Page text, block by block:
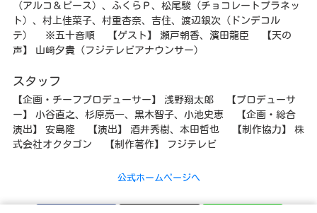
（アルコ＆ピース）、ふくらＰ、松尾駿（チョコレートプラネッ
ト）、村上佳菜子、村重杏奈、吉住、渡辺銀次（ドンデコル
テ） ※五十音順 【ゲスト】 瀬戸朝香、濱田龍臣 【天の
声】 山﨑夕貴（フジテレビアナウンサー）
スタッフ
【企画・チーフプロデューサー】 浅野翔太郎 【プロデューサ
ー】 小谷直之、杉原亮一、黒木智子、小池史恵 【企画・総合
演出】 安島隆 【演出】 酒井秀樹、本田哲也 【制作協力】 株
式会社オクタゴン 【制作著作】 フジテレビ
公式ホームページへ